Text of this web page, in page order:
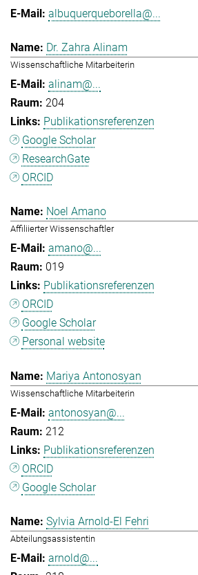
albuquerqueborella@...
Dr. Zahra Alinam
Wissenschaftliche Mitarbeiterin
alinam@...
204
Publikationsreferenzen
Google Scholar
ResearchGate
ORCID
Noel Amano
Affiliierter Wissenschaftler
amano@...
019
Publikationsreferenzen
ORCID
Google Scholar
Personal website
Mariya Antonosyan
Wissenschaftliche Mitarbeiterin
antonosyan@...
212
Publikationsreferenzen
ORCID
Google Scholar
Sylvia Arnold-El Fehri
Abteilungsassistentin
arnold@...